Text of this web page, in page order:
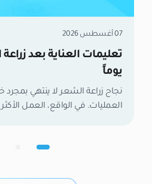
07 أغسطس 2026
يوماً
نجاح زراعة الشعر لا ينتهي
العمليات. في الواقع، العمل
تكون بصيلات الشعر الجديدة
من واقع خبرتنا […]